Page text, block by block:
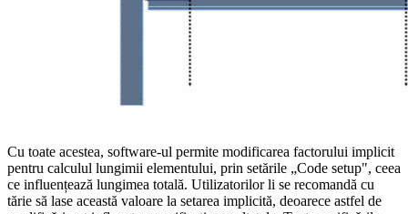
Cu toate acestea, software-ul permite modificarea factorului implicit
pentru calculul lungimii elementului, prin setările „Code setup", ceea
ce influențează lungimea totală. Utilizatorilor li se recomandă cu
tărie să lase această valoare la setarea implicită, deoarece astfel de